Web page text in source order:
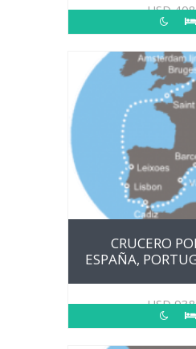
USD
CRUCERO
ESPAÑA,
USD